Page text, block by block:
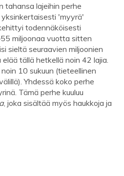
tahansa lajeihin perhe
'myyrä'
todennäköisesti
miljoonaa vuotta sitten
sieltä seuraavien miljoonien
tällä hetkellä noin 42 lajia.
10 sukuun (tieteellinen
Yhdessä koko perhe
Tämä perhe kuuluu
, joka sisältää myös haukkoja ja